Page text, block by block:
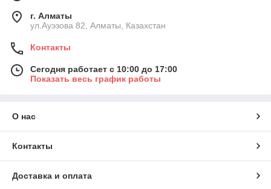
г. Алматы
ул.Ауэзова 82, Алматы, Казахстан
Контакты
Сегодня работает с 10:00 до 17:00
Показать весь график работы
О нас
Контакты
Доставка и оплата